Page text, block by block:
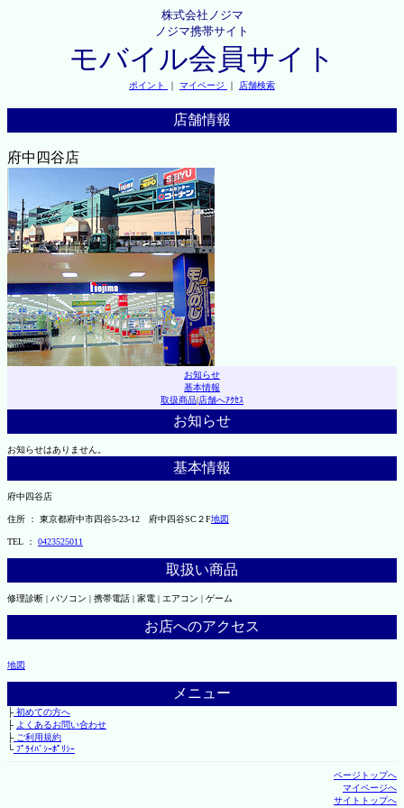
株式会社ノジマ
ノジマ携帯サイト
モバイル会員サイト
ポイント ｜ マイページ ｜ 店舗検索
店舗情報
府中四谷店
お知らせ
基本情報
取扱商品|店舗へｱｸｾｽ
お知らせ
お知らせはありません。
基本情報
府中四谷店
住所 ： 東京都府中市四谷5-23-12 府中四谷SC２F地図
TEL ： 0423525011
取扱い商品
修理診断 | パソコン | 携帯電話 | 家電 | エアコン | ゲーム
お店へのアクセス
地図
メニュー
├初めての方へ
├ よくあるお問い合わせ
├ご利用規約
└ﾌﾟﾗｲﾊﾞｼｰﾎﾟﾘｼｰ
ページトップへ
マイページへ
サイトトップへ